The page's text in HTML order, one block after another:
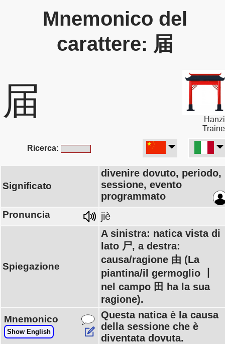
Mnemonico del
carattere: 届
届
Ricerca:
Significato
divenire dovuto, periodo,
sessione, evento
programmato
Pronuncia jiè
Spiegazione
A sinistra: natica vista di
lato 尸, a destra:
causa/ragione 由 (La
piantina/il germoglio 丨
nel campo 田 ha la sua
ragione).
Mnemonico
Show English
Questa natica è la causa
della sessione che è
diventata dovuta.